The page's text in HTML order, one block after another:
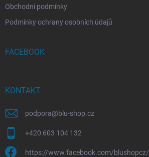
Obchodní podmínky
Podmínky ochrany osobních údajů
FACEBOOK
KONTAKT
podpora@blu-shop.cz
+420 603 104 132
https://www.facebook.com/blushopcz/